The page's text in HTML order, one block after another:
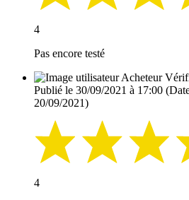
4
Pas encore testé
Acheteur
Publié le 30/09/2021 à 17:00
20/09/2021)
4